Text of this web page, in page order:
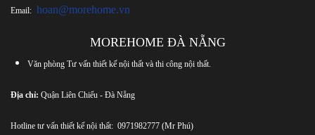
Email: hoan@morehome.vn
MOREHOME ĐÀ NẴNG
Văn phòng Tư vấn thiết kế nội thất và thi công nội thất.
Địa chỉ: Quận Liên Chiểu - Đà Nẵng
Hotline tư vấn thiết kế nội thất: 0971982777 (Mr Phú)